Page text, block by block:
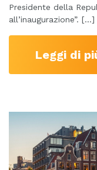
Presidente della
all’inaugurazione”. […]
Leggi di